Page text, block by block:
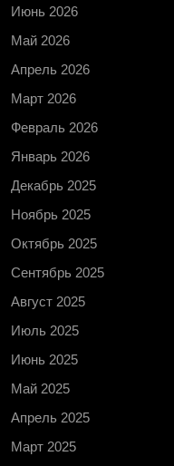
Июнь 2026
Май 2026
Апрель 2026
Март 2026
Февраль 2026
Январь 2026
Декабрь 2025
Ноябрь 2025
Октябрь 2025
Сентябрь 2025
Август 2025
Июль 2025
Июнь 2025
Май 2025
Апрель 2025
Март 2025